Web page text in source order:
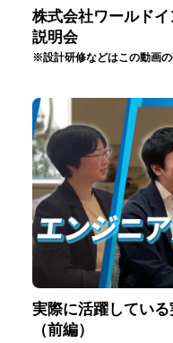
株式会社ワールド
説明会
※設計研修などはこの動画
実際に活躍してい
（前編）